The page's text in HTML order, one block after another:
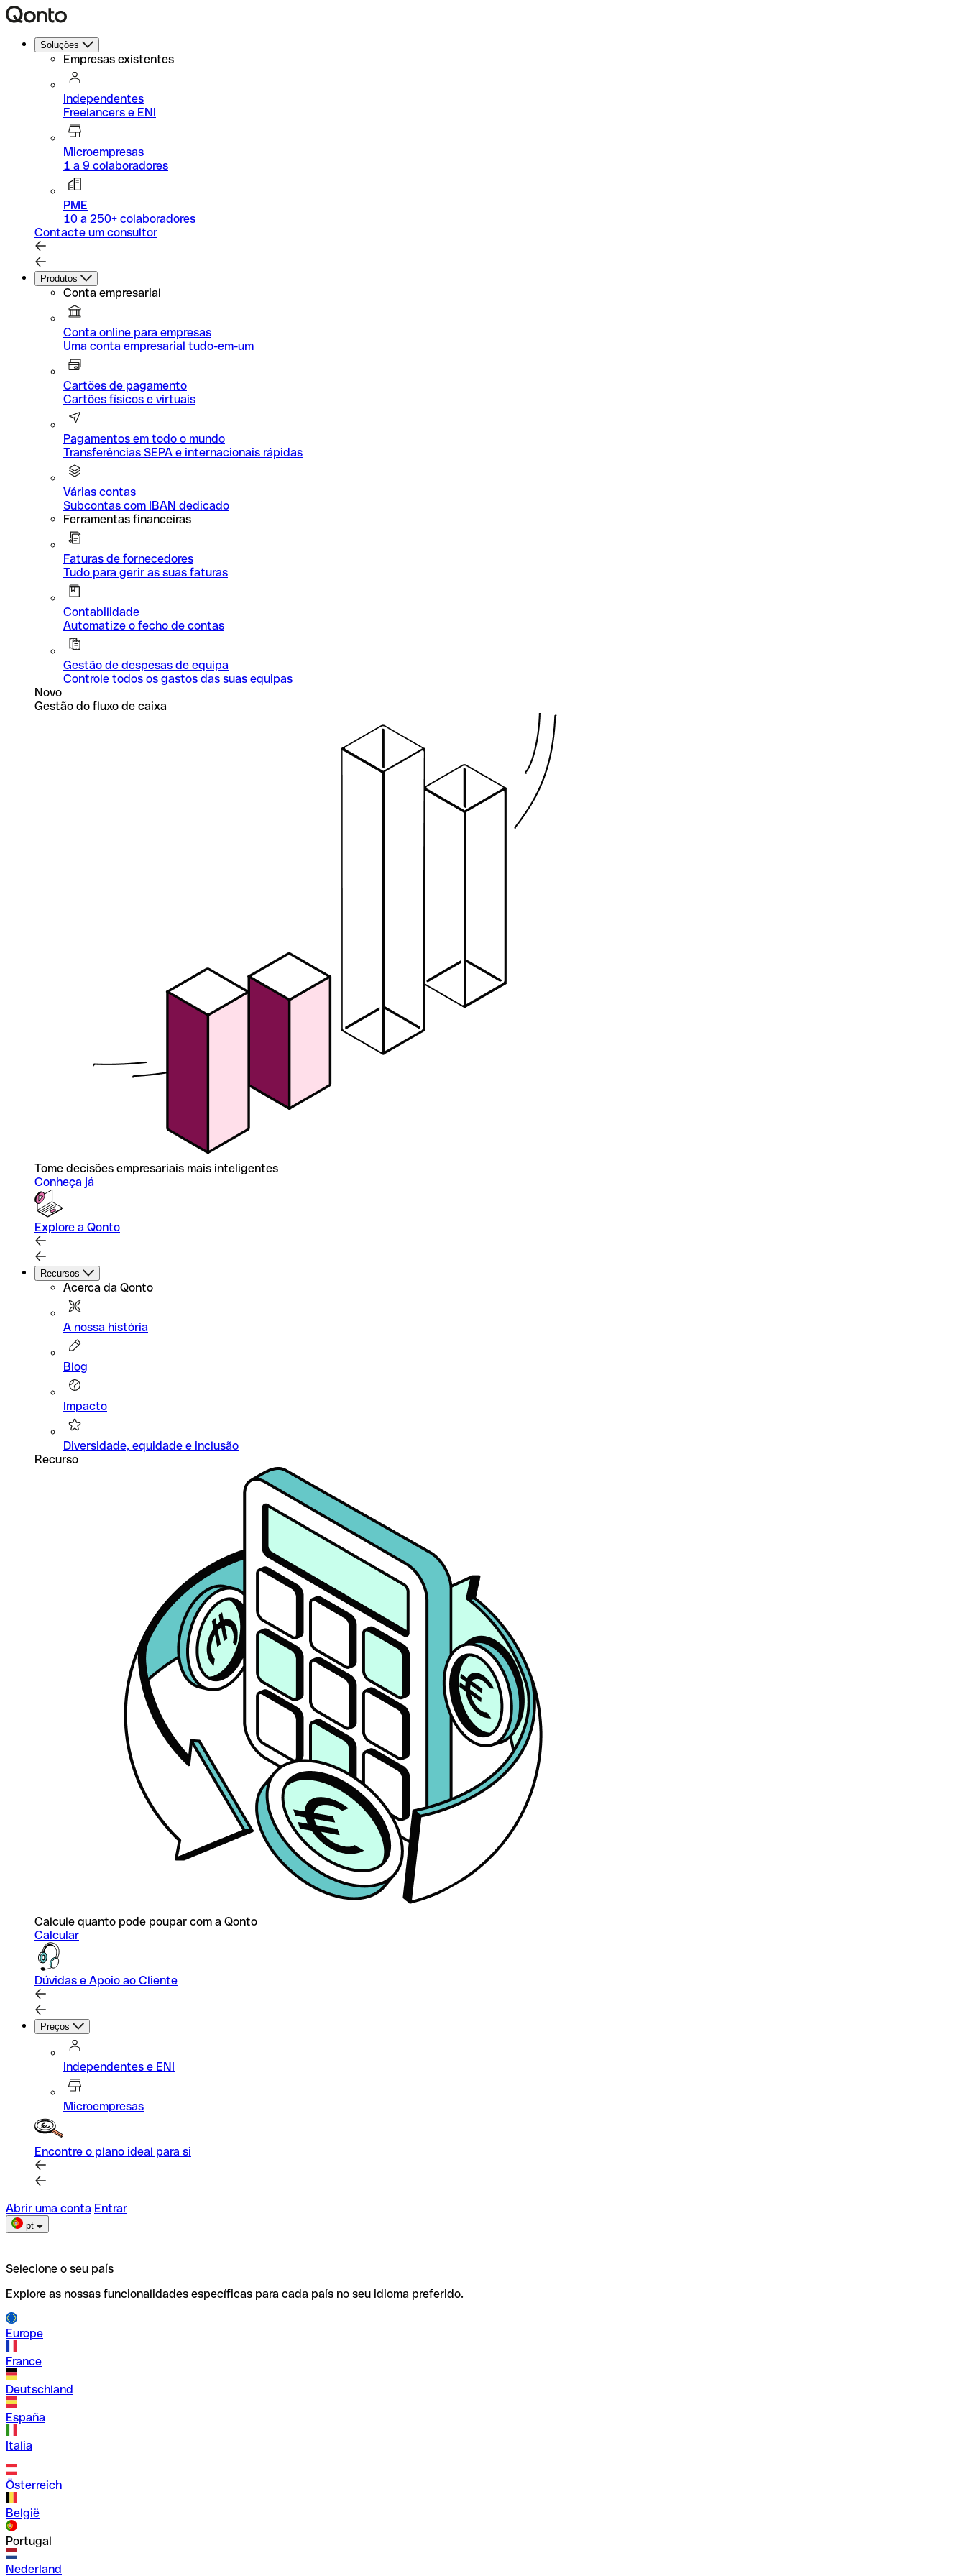
Soluções
Empresas existentes
Independentes
Freelancers e ENI
Microempresas
1 a 9 colaboradores
PME
10 a 250+ colaboradores
Contacte um consultor
Produtos
Conta empresarial
Conta online para empresas
Uma conta empresarial tudo-em-um
Cartões de pagamento
Cartões físicos e virtuais
Pagamentos em todo o mundo
Transferências SEPA e internacionais rápidas
Várias contas
Subcontas com IBAN dedicado
Ferramentas financeiras
Faturas de fornecedores
Tudo para gerir as suas faturas
Contabilidade
Automatize o fecho de contas
Gestão de despesas de equipa
Controle todos os gastos das suas equipas
Novo
Gestão do fluxo de caixa
Tome decisões empresariais mais inteligentes
Conheça já
Explore a Qonto
Recursos
Acerca da Qonto
A nossa história
Blog
Impacto
Diversidade, equidade e inclusão
Recurso
Calcule quanto pode poupar com a Qonto
Calcular
Dúvidas e Apoio ao Cliente
Preços
Independentes e ENI
Microempresas
Encontre o plano ideal para si
Abrir uma conta Entrar
pt
Selecione o seu país
Explore as nossas funcionalidades específicas para cada país no seu idioma preferido.
Europe
France
Deutschland
España
Italia
Österreich
België
Portugal
Nederland